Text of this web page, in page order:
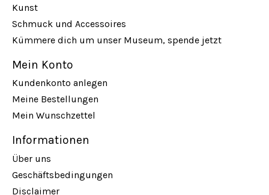
Kunst
Schmuck und Accessoires
Kümmere dich um unser Museum, spende jetzt
Mein Konto
Kundenkonto anlegen
Meine Bestellungen
Mein Wunschzettel
Informationen
Über uns
Geschäftsbedingungen
Disclaimer